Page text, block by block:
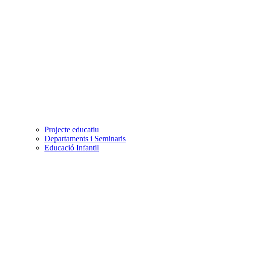
Projecte educatiu
Departaments i Seminaris
Educació Infantil